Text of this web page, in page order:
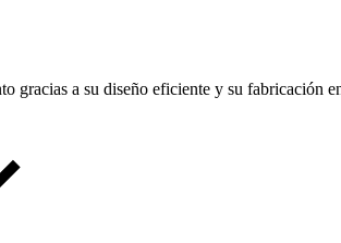
gracias a su diseño eficiente y su fabricación